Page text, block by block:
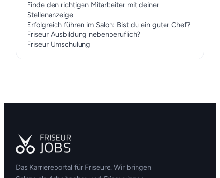
Finde den richtigen Mitarbeiter mit deiner
Stellenanzeige
Erfolgreich führen im Salon: Bist du ein guter Chef?
Friseur Ausbildung nebenberuflich?
Friseur Umschulung
Das Karriereportal für Friseure. Wir bringen